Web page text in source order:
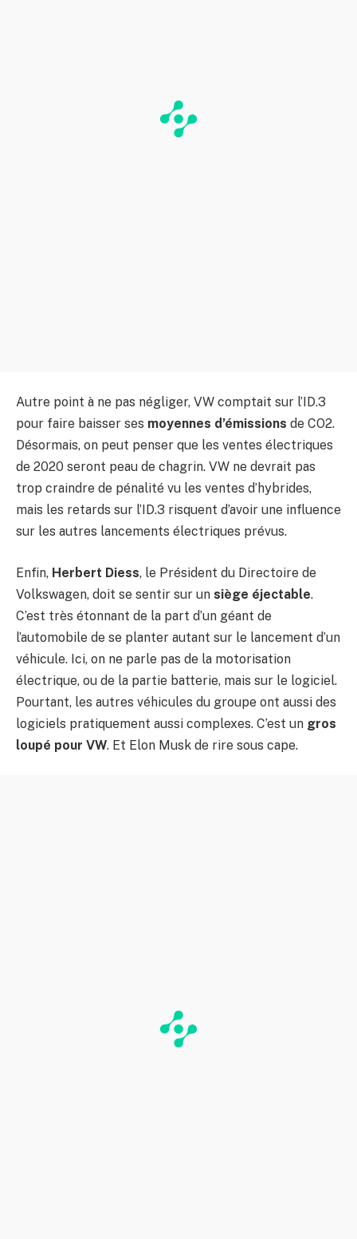
Autre point à ne pas négliger, VW comptait sur l’ID.3
pour faire baisser ses moyennes d’émissions de CO2.
Désormais, on peut penser que les ventes électriques
de 2020 seront peau de chagrin. VW ne devrait pas
trop craindre de pénalité vu les ventes d’hybrides,
mais les retards sur l’ID.3 risquent d’avoir une influence
sur les autres lancements électriques prévus.
Enfin, Herbert Diess, le Président du Directoire de
Volkswagen, doit se sentir sur un siège éjectable.
C’est très étonnant de la part d’un géant de
l’automobile de se planter autant sur le lancement d’un
véhicule. Ici, on ne parle pas de la motorisation
électrique, ou de la partie batterie, mais sur le logiciel.
Pourtant, les autres véhicules du groupe ont aussi des
logiciels pratiquement aussi complexes. C’est un gros
loupé pour VW. Et Elon Musk de rire sous cape.